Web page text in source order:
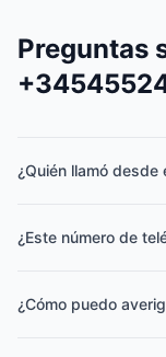
Preguntas
¿Quién llamó
¿Este número de
¿Cómo puedo